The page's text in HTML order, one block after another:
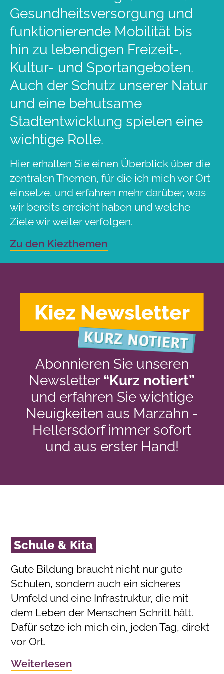
Gesundheitsversorgung und
funktionierende Mobilität bis
hin zu lebendigen Freizeit-,
Kultur- und Sportangeboten.
Auch der Schutz unserer Natur
und eine behutsame
Stadtentwicklung spielen eine
wichtige Rolle.
Hier erhalten Sie einen Überblick über die
zentralen Themen, für die ich mich vor Ort
einsetze, und erfahren mehr darüber, was
wir bereits erreicht haben und welche
Ziele wir weiter verfolgen.
Zu den Kiezthemen
Abonnieren Sie unseren
Newsletter “Kurz notiert”
und erfahren Sie wichtige
Neuigkeiten aus Marzahn -
Hellersdorf immer sofort
und aus erster Hand!
Schule & Kita
Gute Bildung braucht nicht nur gute
Schulen, sondern auch ein sicheres
Umfeld und eine Infrastruktur, die mit
dem Leben der Menschen Schritt hält.
Dafür setze ich mich ein, jeden Tag, direkt
vor Ort.
Weiterlesen